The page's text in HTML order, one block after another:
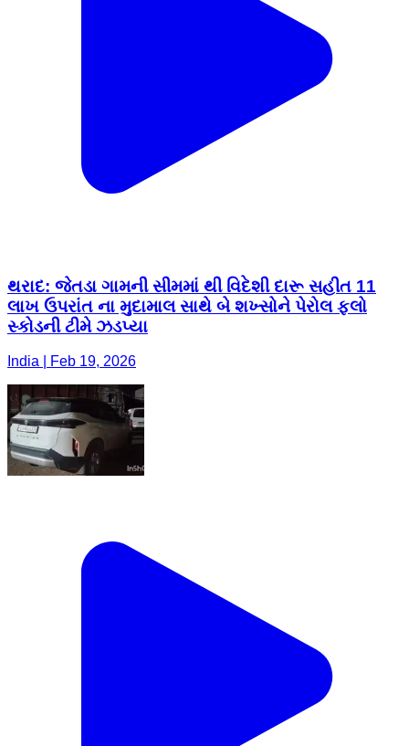
થરાદ: જેતડા ગામની સીમમાં થી વિદેશી દારૂ સહીત 11
લાખ ઉપરાંત ના મુદામાલ સાથે બે શખ્સોને પેરોલ ફલો
સ્કોડની ટીમે ઝડપ્યા
India | Feb 19, 2026